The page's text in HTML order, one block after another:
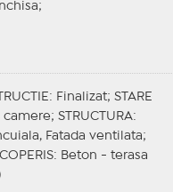
: Finalizat; STARE
camere; STRUCTURA:
Fatada ventilata;
: Beton - terasa